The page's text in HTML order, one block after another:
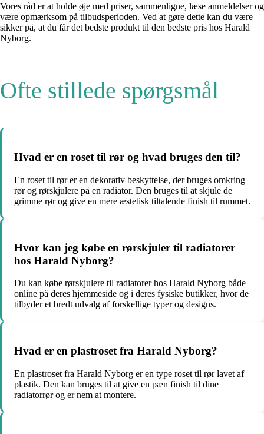
Vores råd er at holde øje med priser, sammenligne, læse anmeldelser og
være opmærksom på tilbudsperioden. Ved at gøre dette kan du være
sikker på, at du får det bedste produkt til den bedste pris hos Harald
Nyborg.
Ofte stillede spørgsmål
Hvad er en roset til rør og hvad bruges den til?
En roset til rør er en dekorativ beskyttelse, der bruges omkring
rør og rørskjulere på en radiator. Den bruges til at skjule de
grimme rør og give en mere æstetisk tiltalende finish til rummet.
Hvor kan jeg købe en rørskjuler til radiatorer
hos Harald Nyborg?
Du kan købe rørskjulere til radiatorer hos Harald Nyborg både
online på deres hjemmeside og i deres fysiske butikker, hvor de
tilbyder et bredt udvalg af forskellige typer og designs.
Hvad er en plastroset fra Harald Nyborg?
En plastroset fra Harald Nyborg er en type roset til rør lavet af
plastik. Den kan bruges til at give en pæn finish til dine
radiatorrør og er nem at montere.